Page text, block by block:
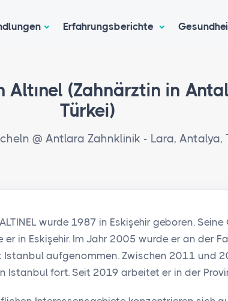
Erfahrungsberichte
Altınel (Zahnärztin in
Türkei)
@ Antlara Zahnklinik - Lara, Antalya,
wurde 1987 in Eskişehir geboren.
er in Eskişehir. Im Jahr 2005 wurde er an der
Istanbul aufgenommen. Zwischen 2011 und
Istanbul fort. Seit 2019 arbeitet er in der